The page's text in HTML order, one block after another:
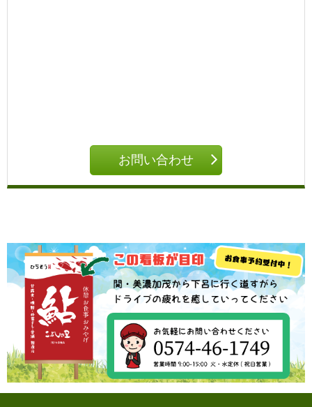
お問い合わせ